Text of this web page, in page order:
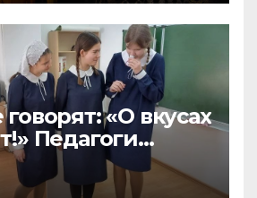
«О вкусах
отделения
О.О.